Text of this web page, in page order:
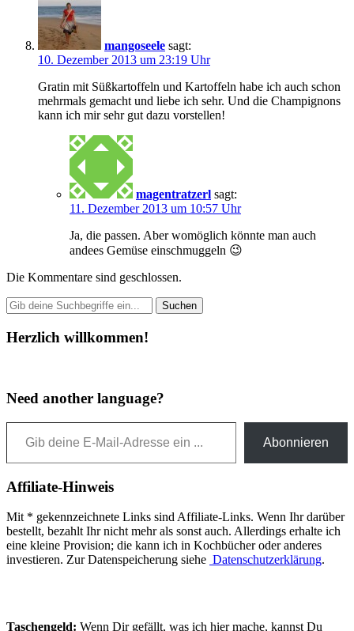
mangoseele sagt:
10. Dezember 2013 um 23:19 Uhr
Gratin mit Süßkartoffeln und Kartoffeln habe ich auch schon
mehrmals gemacht und liebe ich sehr. Und die Champignons
kann ich mir sehr gut dazu vorstellen!
magentratzerl sagt:
11. Dezember 2013 um 10:57 Uhr
Ja, die passen. Aber womöglich könnte man auch
andees Gemüse einschmuggeln 😉
Die Kommentare sind geschlossen.
Herzlich willkommen!
Need another language?
Gib deine E-Mail-Adresse ein ...
Abonnieren
Affiliate-Hinweis
Mit * gekennzeichnete Links sind Affiliate-Links. Wenn Ihr darüber
bestellt, bezahlt Ihr nicht mehr als sonst auch. Allerdings erhalte ich
eine kleine Provision; die kann ich in Kochbücher oder anderes
investieren. Zur Datenspeicherung siehe Datenschutzerklärung.
Taschengeld: Wenn Dir gefällt, was ich hier mache, kannst Du